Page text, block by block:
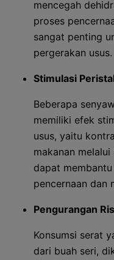
mencegah
proses
sangat penting
pergerakan usus.
Stimulasi
Beberapa
memiliki efek
usus, yaitu
makanan
dapat
pencernaan dan
Pengurangan
Konsumsi serat
dari buah seri,